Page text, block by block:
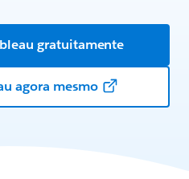
gratuitamente
agora mesmo